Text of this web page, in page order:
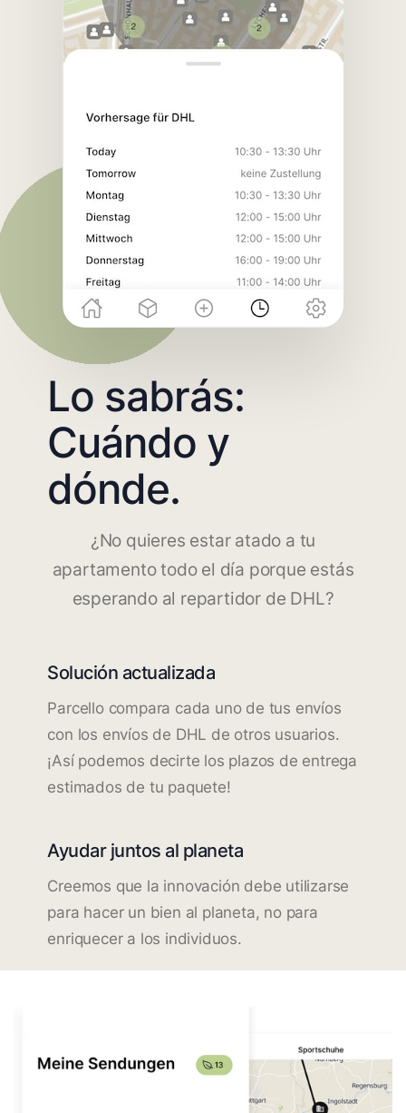
Lo sabrás:
Cuándo y
dónde.
¿No quieres estar atado a tu
apartamento todo el día porque estás
esperando al repartidor de DHL?
Solución actualizada
Parcello compara cada uno de tus envíos
con los envíos de DHL de otros usuarios.
¡Así podemos decirte los plazos de entrega
estimados de tu paquete!
Ayudar juntos al planeta
Creemos que la innovación debe utilizarse
para hacer un bien al planeta, no para
enriquecer a los individuos.